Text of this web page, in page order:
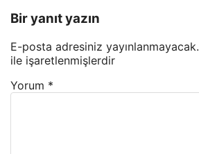
Bir yanıt yazın
E-posta adresiniz yayınlanmayacak.
ile işaretlenmişlerdir
Yorum *